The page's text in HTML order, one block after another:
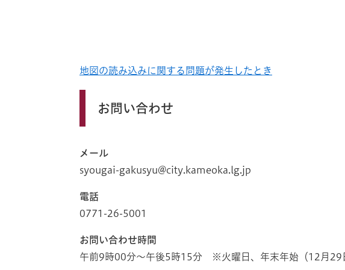
地図の読み込みに関する問題が発生したとき
お問い合わせ
メール
syougai-gakusyu@city.kameoka.lg.jp
電話
0771-26-5001
お問い合わせ時間
午前9時00分～午後5時15分 ※火曜日、年末年始（12月29